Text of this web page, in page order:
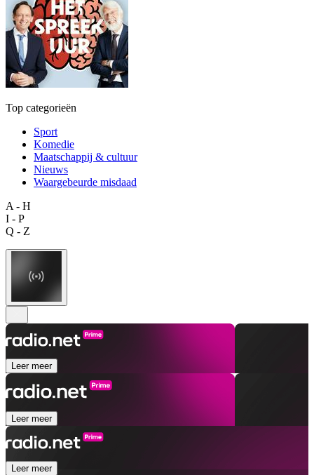
Top categorieën
Sport
Komedie
Maatschappij & cultuur
Nieuws
Waargebeurde misdaad
A - H
I - P
Q - Z
Leer meer
Leer meer
Leer meer